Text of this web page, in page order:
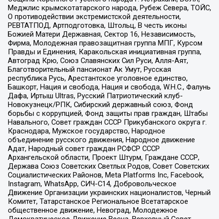
Меджлис крымскотатарского народа, Рубеж Севера, ТОЙС,
О противодействии экстремистской деятельности,
РЕВТАТПОД, Артподготовка, Штольц, В честь иконы
Божией Матери Державная, Сектор 16, Независимость,
Фирма, Молодежная правозащитная группа МПГ, Курсом
Правды и Единения, Каракольская инициативная группа,
Автоград Крю, Союз Славянских Сил Руси, Алля-Аят,
Благотворительный пансионат Ак Умут, Русская
республика Русь, Арестантское уголовное единство,
Башкорт, Нация и свобода, Нация и свобода, W.H.С., Фалунь
Дафа, Иртыш Ultras, Русский Патриотический клуб-
Новокузнецк/РПК, Сибирский державный союз, Фонд
борьбы с коррупцией, Фонд защиты прав граждан, Штабы
Навального, Совет граждан СССР Прикубанского округа г.
Краснодара, Мужское государство, Народное
объединение русского движения, Народное движение
Адат, Народный совет граждан РСФСР СССР
Архангельской области, Проект Штурм, Граждане СССР,
Держава Союз Советских Светлых Родов, Совет Советских
Социалистических Районов, Meta Platforms Inc, Facebook,
Instagram, WhatsApp, СИЧ-С14, Добровольческое
Движение Организации украинских националистов, Черный
Комитет, Татарстанское Региональное Всетатарское
общественное движение, Невоград, Молодежное